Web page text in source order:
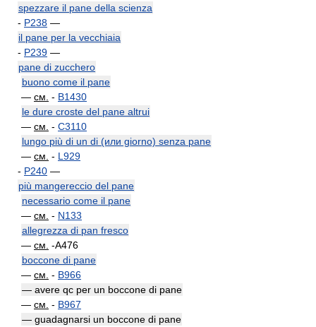
spezzare il pane della scienza
- P238 —
il pane per la vecchiaia
- P239 —
pane di zucchero
buono come il рапе
— см. - B1430
le dure croste del pane altrui
— см. - C3110
lungo più di un di (или giorno) senza pane
— см. - L929
- P240 —
più mangereccio del pane
necessario come il pane
— см. - N133
allegrezza di pan fresco
— см. -A476
boccone di pane
— см. - B966
— avere qc per un boccone di pane
— см. - B967
— guadagnarsi un boccone di pane